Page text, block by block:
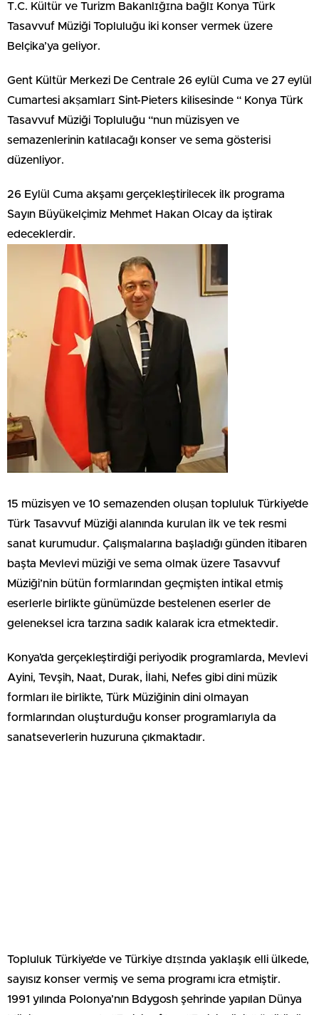
T.C. Kültür ve Turizm Bakanlɪğɪna bağlɪ Konya Türk
Tasavvuf Müziği Topluluğu iki konser vermek üzere
Belçika’ya geliyor.
Gent Kültür Merkezi De Centrale 26 eylül Cuma ve 27 eylül
Cumartesi akṣamlarɪ Sint-Pieters kilisesinde “ Konya Türk
Tasavvuf Müziği Topluluğu “nun müzisyen ve
semazenlerinin katılacağı konser ve sema gösterisi
düzenliyor.
26 Eylül Cuma akşamı gerçekleştirilecek ilk programa
Sayın Büyükelçimiz Mehmet Hakan Olcay da iştirak
edeceklerdir.
15 müzisyen ve 10 semazenden oluṣan topluluk Türkiye’de
Türk Tasavvuf Müziği alanında kurulan ilk ve tek resmi
sanat kurumudur. Çalışmalarına başladığı günden itibaren
başta Mevlevi müziği ve sema olmak üzere Tasavvuf
Müziği’nin bütün formlarından geçmişten intikal etmiş
eserlerle birlikte günümüzde bestelenen eserler de
geleneksel icra tarzına sadık kalarak icra etmektedir.
Konya’da gerçekleştirdiği periyodik programlarda, Mevlevi
Ayini, Tevşih, Naat, Durak, İlahi, Nefes gibi dini müzik
formları ile birlikte, Türk Müziğinin dini olmayan
formlarından oluşturduğu konser programlarıyla da
sanatseverlerin huzuruna çıkmaktadır.
Topluluk Türkiye’de ve Türkiye dɪṣɪnda yaklaşık elli ülkede,
sayısız konser vermiş ve sema programı icra etmiştir.
1991 yılında Polonya’nın Bdygosh şehrinde yapılan Dünya